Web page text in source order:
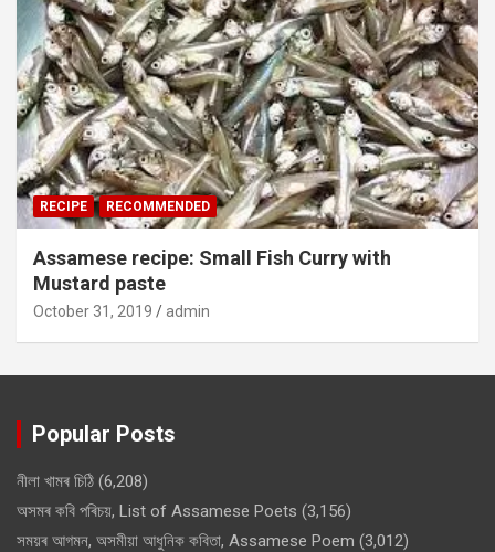
RECIPE RECOMMENDED
Assamese recipe: Small Fish Curry with
Mustard paste
October 31, 2019 admin
Popular Posts
নীলা খামৰ চিঠি (6,208)
অসমৰ কবি পৰিচয়, List of Assamese Poets (3,156)
সময়ৰ আগমন, অসমীয়া আধুনিক কবিতা, Assamese Poem (3,012)